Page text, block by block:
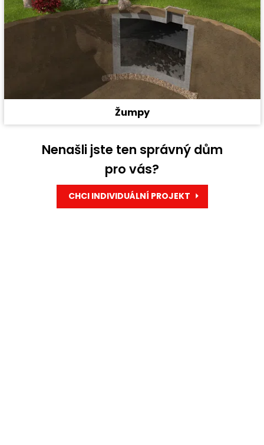
Žumpy
Nenašli jste ten správný dům
pro vás?
CHCI INDIVIDUÁLNÍ PROJEKT